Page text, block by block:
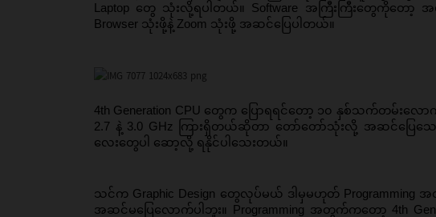
Laptop တွေ သုံးလို့ရပါတယ်။ Software အကြီးကြီးတွေကိုတော့
Browser သုံးဖို့နဲ့ Zoom သုံးဖို့ အဆင်ပြေပါတယ်။
4th Generation CPU တွေက ပြောရရင်တော့ ၁၀ နှစ်သက်တမ်းလော
2.7 နဲ့ 3.0 GHz ကြားရှိတယ်ဆိုတာ တော်တော်သုံးလို့ အဆင်ပြေသေး
လေးတွေပါ ဆော့လို့ ရနိုင်ပါသေးတယ်။
သင်က Graphic Design တွေလုပ်မယ် ဒါမှမဟုတ် Programming
အဆင်မပြေလောက်ပါဘူး။ Programming အတွက်ကတော့ 4th